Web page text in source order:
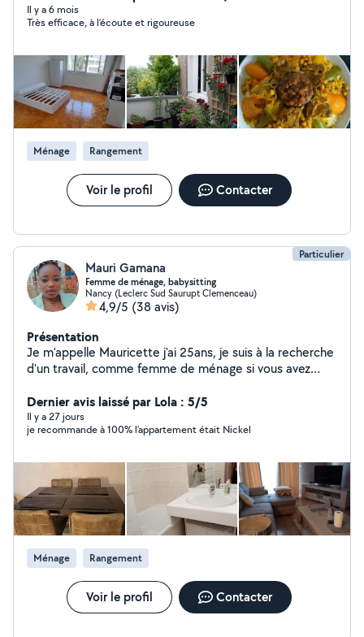
Il y a 6 mois
Très efficace, à l’écoute et rigoureuse
Ménage Rangement
Voir le profil Contacter
Particulier
Mauri Gamana
Femme de ménage, babysitting
Nancy (Leclerc Sud Saurupt Clemenceau)
4,9/5 (38 avis)
Présentation
Je m'appelle Mauricette j'ai 25ans, je suis à la recherche
d'un travail, comme femme de ménage si vous avez
ménage je suis là contacter moi merci
Dernier avis laissé par Lola : 5/5
Il y a 27 jours
je recommande à 100% l’appartement était Nickel
Ménage Rangement
Voir le profil Contacter